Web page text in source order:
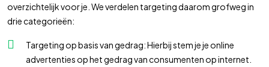
overzichtelijk voor je. We verdelen targeting daarom grofweg in
drie categorieën:
Targeting op basis van gedrag: Hierbij stem je je online
advertenties op het gedrag van consumenten op internet.